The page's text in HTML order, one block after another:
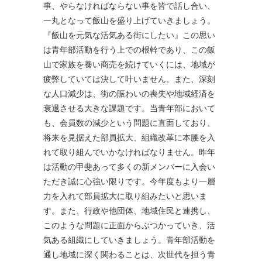
事、やらなければならない事を皆で話し合い、
一丸となって飯山を盛り上げていきましょう。
『飯山を元気な活気ある街にしたい』この思い
は青年部活動を行う上での根幹であり、この飯
山で家族を養い商売を続けていくには、地域が
疲弊していては決して叶いません。また、深刻
な人口減少は、街の賑わいの喪失や地域経済を
衰退させる大きな課題です。当青年部において
も、会員数の減少という問題に直面しており、
将来を見据えた部員拡大、組織改革に本腰を入
れて取り組んでいかなければなりません。昨年
は活動の甲斐あって多くの新メンバーに入会い
ただき誠に心強い限りです。今年度もより一層
力を入れて部員拡大に取り組みたいと思いま
す。また、行政や他団体、地域住民と連携し、
このような問題に正面からぶつかっていき、活
気ある組織にしていきましょう。青年部活動を
通し地域に深く関わることは、次世代を担う青